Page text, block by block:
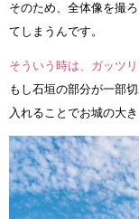
そのため、全体像を撮
てしまうんです。
そういう時は、ガッツ
もし石垣の部分が一部
入れることでお城の大き